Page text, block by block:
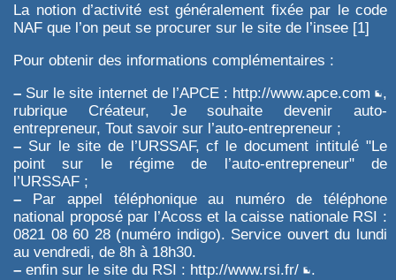
La notion d’activité est généralement fixée par le code
NAF que l’on peut se procurer sur le site de l’insee [1]
Pour obtenir des informations complémentaires :
– Sur le site internet de l’APCE : http://www.apce.com
,
rubrique Créateur, Je souhaite devenir auto-
entrepreneur, Tout savoir sur l’auto-entrepreneur ;
– Sur le site de l’URSSAF, cf le document intitulé "Le
point sur le régime de l’auto-entrepreneur" de
l’URSSAF ;
– Par appel téléphonique au numéro de téléphone
national proposé par l’Acoss et la caisse nationale RSI :
0821 08 60 28 (numéro indigo). Service ouvert du lundi
au vendredi, de 8h à 18h30.
– enfin sur le site du RSI : http://www.rsi.fr/ .